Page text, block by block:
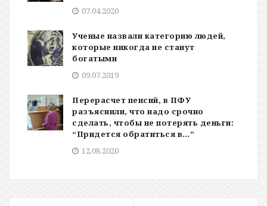
07.04.2020
Ученые назвали категорию людей,
которые никогда не станут
богатыми
09.07.2019
Перерасчет пенсий, в ПФУ
разъяснили, что надо срочно
сделать, чтобы не потерять деньги:
“Придется обратиться в…”
12.08.2020